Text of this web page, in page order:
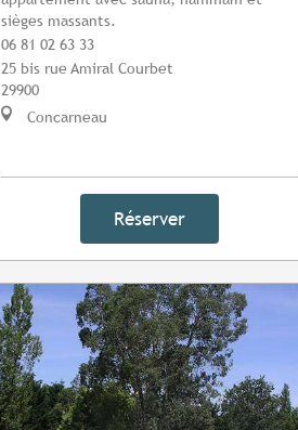
sièges massants.
06 81 02 63 33
25 bis rue Amiral Courbet
29900
Concarneau
Réserver